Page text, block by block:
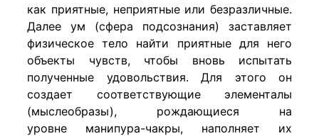
как приятные, неприятные или безразличные.
Далее ум (сфера подсознания) заставляет
физическое тело найти приятные для него
объекты чувств, чтобы вновь испытать
полученные удовольствия. Для этого он
создает соответствующие элементалы
(мыслеобразы), рождающиеся на
уровне манипура-чакры, наполняет их